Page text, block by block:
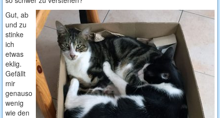
Gut, ab
und zu
stinke
ich
etwas
eklig.
Gefällt
mir
genauso
wenig
wie den